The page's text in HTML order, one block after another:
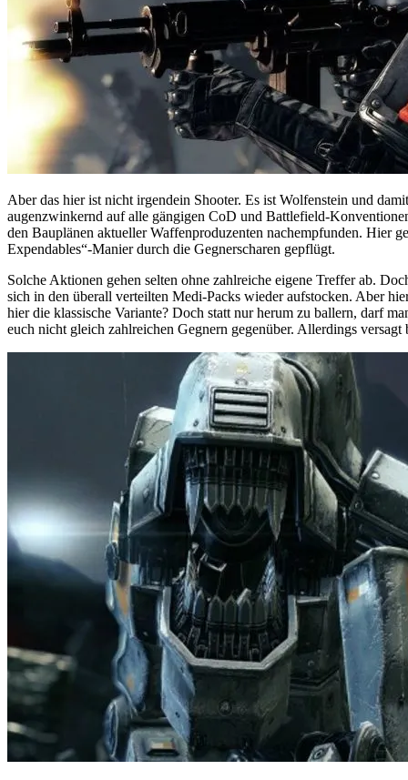
Aber das hier ist nicht irgendein Shooter. Es ist Wolfenstein und
augenzwinkernd auf alle gängigen CoD und Battlefield-
den Bauplänen aktueller Waffenproduzenten nachempfunden. Hier
Expendables“-Manier durch die Gegnerscharen gepflügt.
Solche Aktionen gehen selten ohne zahlreiche eigene Treffer ab.
sich in den überall verteilten Medi-Packs wieder aufstocken. Aber
hier die klassische Variante? Doch statt nur herum zu ballern, darf
euch nicht gleich zahlreichen Gegnern gegenüber. Allerdings